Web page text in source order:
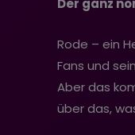
Der ganz
Rode – ein
Fans und
Aber das
über das,